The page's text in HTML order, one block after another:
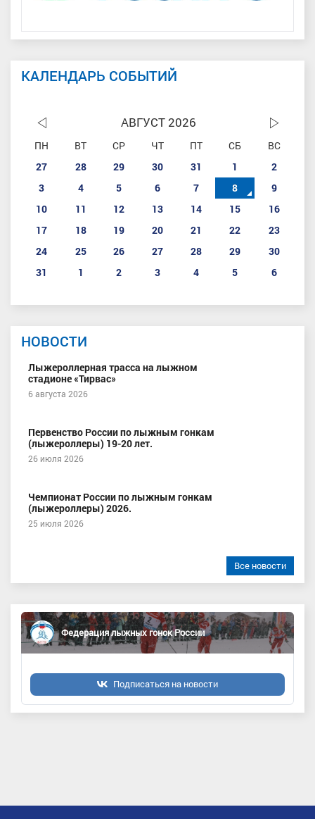
КАЛЕНДАРЬ СОБЫТИЙ
АВГУСТ 2026
ПН ВТ СР ЧТ ПТ СБ
ВС
27
28 29 30 31 1
2
3
4 5 6 7 8
9
10
11 12 13 14 15
16
17
18 19 20 21 22
23
24
25 26 27 28 29
30
31
1 2 3 4 5 6
НОВОСТИ
Лыжероллерная трасса на лыжном
стадионе «Тирвас»
6 августа 2026
Первенство России по лыжным гонкам
(лыжероллеры) 19-20 лет.
26 июля 2026
Чемпионат России по лыжным гонкам
(лыжероллеры) 2026.
25 июля 2026
Все новости
Федерация лыжных гонок России
Подписаться на новости